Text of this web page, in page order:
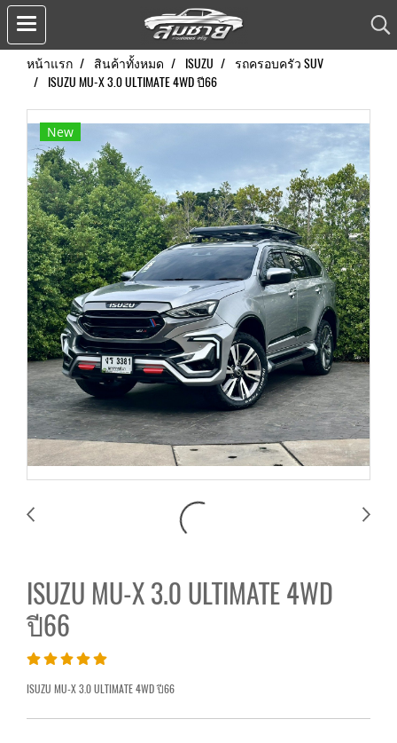
หน้าแรก สินค้าทั้งหมด ISUZU
รถครอบครัว SUV
ISUZU MU-X 3.0 ULTIMATE 4WD ปี66
New
ISUZU MU-X 3.0 ULTIMATE 4WD
ปี66
ISUZU MU-X 3.0 ULTIMATE 4WD ปี66